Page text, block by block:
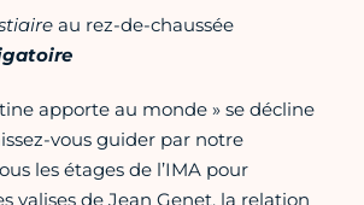
au rez-de-chaussée
apporte au monde » se décline
vous guider par notre
les étages de l’IMA pour
valises de Jean Genet, la relation